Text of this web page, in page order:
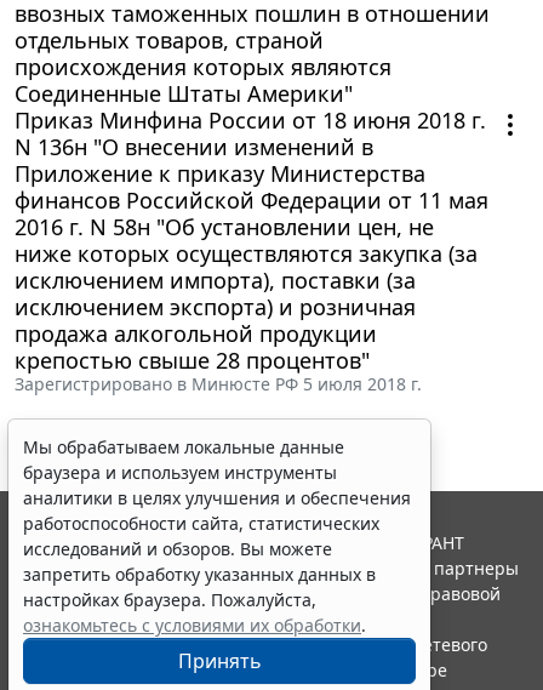
ввозных таможенных пошлин в отношении
отдельных товаров, страной
происхождения которых являются
Соединенные Штаты Америки"
Приказ Минфина России от 18 июня 2018 г.
N 136н "О внесении изменений в
Приложение к приказу Министерства
финансов Российской Федерации от 11 мая
2016 г. N 58н "Об установлении цен, не
ниже которых осуществляются закупка (за
исключением импорта), поставки (за
исключением экспорта) и розничная
продажа алкогольной продукции
крепостью свыше 28 процентов"
Зарегистрировано в Минюсте РФ 5 июля 2018 г.
Мы обрабатываем локальные данные
браузера и используем инструменты
аналитики в целях улучшения и обеспечения
работоспособности сайта, статистических
исследований и обзоров. Вы можете
запретить обработку указанных данных в
настройках браузера. Пожалуйста,
ознакомьтесь с условиями их обработки.
Принять
© ООО "НПП "ГАРАНТ-СЕРВИС", 2026. Система ГАРАНТ
выпускается с 1990 года. Компания "Гарант" и ее партнеры
являются участниками Российской ассоциации правовой
информации ГАРАНТ.
Портал ГАРАНТ.РУ зарегистрирован в качестве сетевого
издания Федеральной службой по надзору в сфере